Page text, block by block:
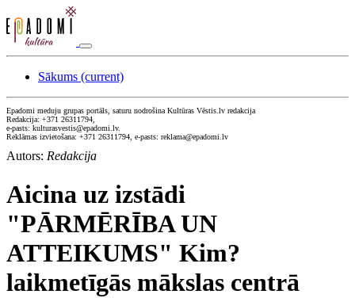
Sākums (current)
Epadomi meduju grupas portāls, saturu nodrošina Kultūras Vēstis.lv redakcija
Redakcija: +371 26311794,
e-pasts: kulturasvestis@epadomi.lv.
Reklāmas izvietošana: +371 26311794, e-pasts: reklama@epadomi.lv
Autors: Redakcija
Aicina uz izstādi
"PĀRMĒRĪBA UN
ATTEIKUMS" Kim?
laikmetīgās mākslas centrā